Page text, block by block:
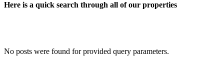
Here is a quick search through all of our properties
No posts were found for provided query parameters.